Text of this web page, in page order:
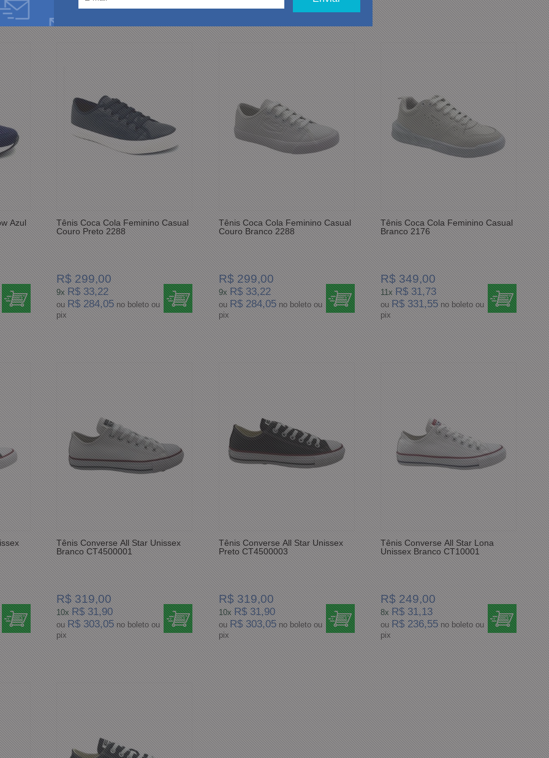
Azul
Tênis Coca Cola Feminino Casual
Couro Preto 2288
R$ 299,00
9x R$ 33,22
ou R$ 284,05 no boleto ou
pix
Tênis Coca Cola Feminino Casual
Couro Branco 2288
R$ 299,00
9x R$ 33,22
ou R$ 284,05 no boleto ou
pix
Tênis Coca Cola Feminino Casual
Branco 2176
R$ 349,00
11x R$ 31,73
ou R$ 331,55 no boleto ou
pix
Tênis Converse All Star Unissex
Branco CT4500001
R$ 319,00
10x R$ 31,90
ou R$ 303,05 no boleto ou
pix
Tênis Converse All Star Unissex
Preto CT4500003
R$ 319,00
10x R$ 31,90
ou R$ 303,05 no boleto ou
pix
Tênis Converse All Star Lona
Unissex Branco CT10001
R$ 249,00
8x R$ 31,13
ou R$ 236,55 no boleto ou
pix